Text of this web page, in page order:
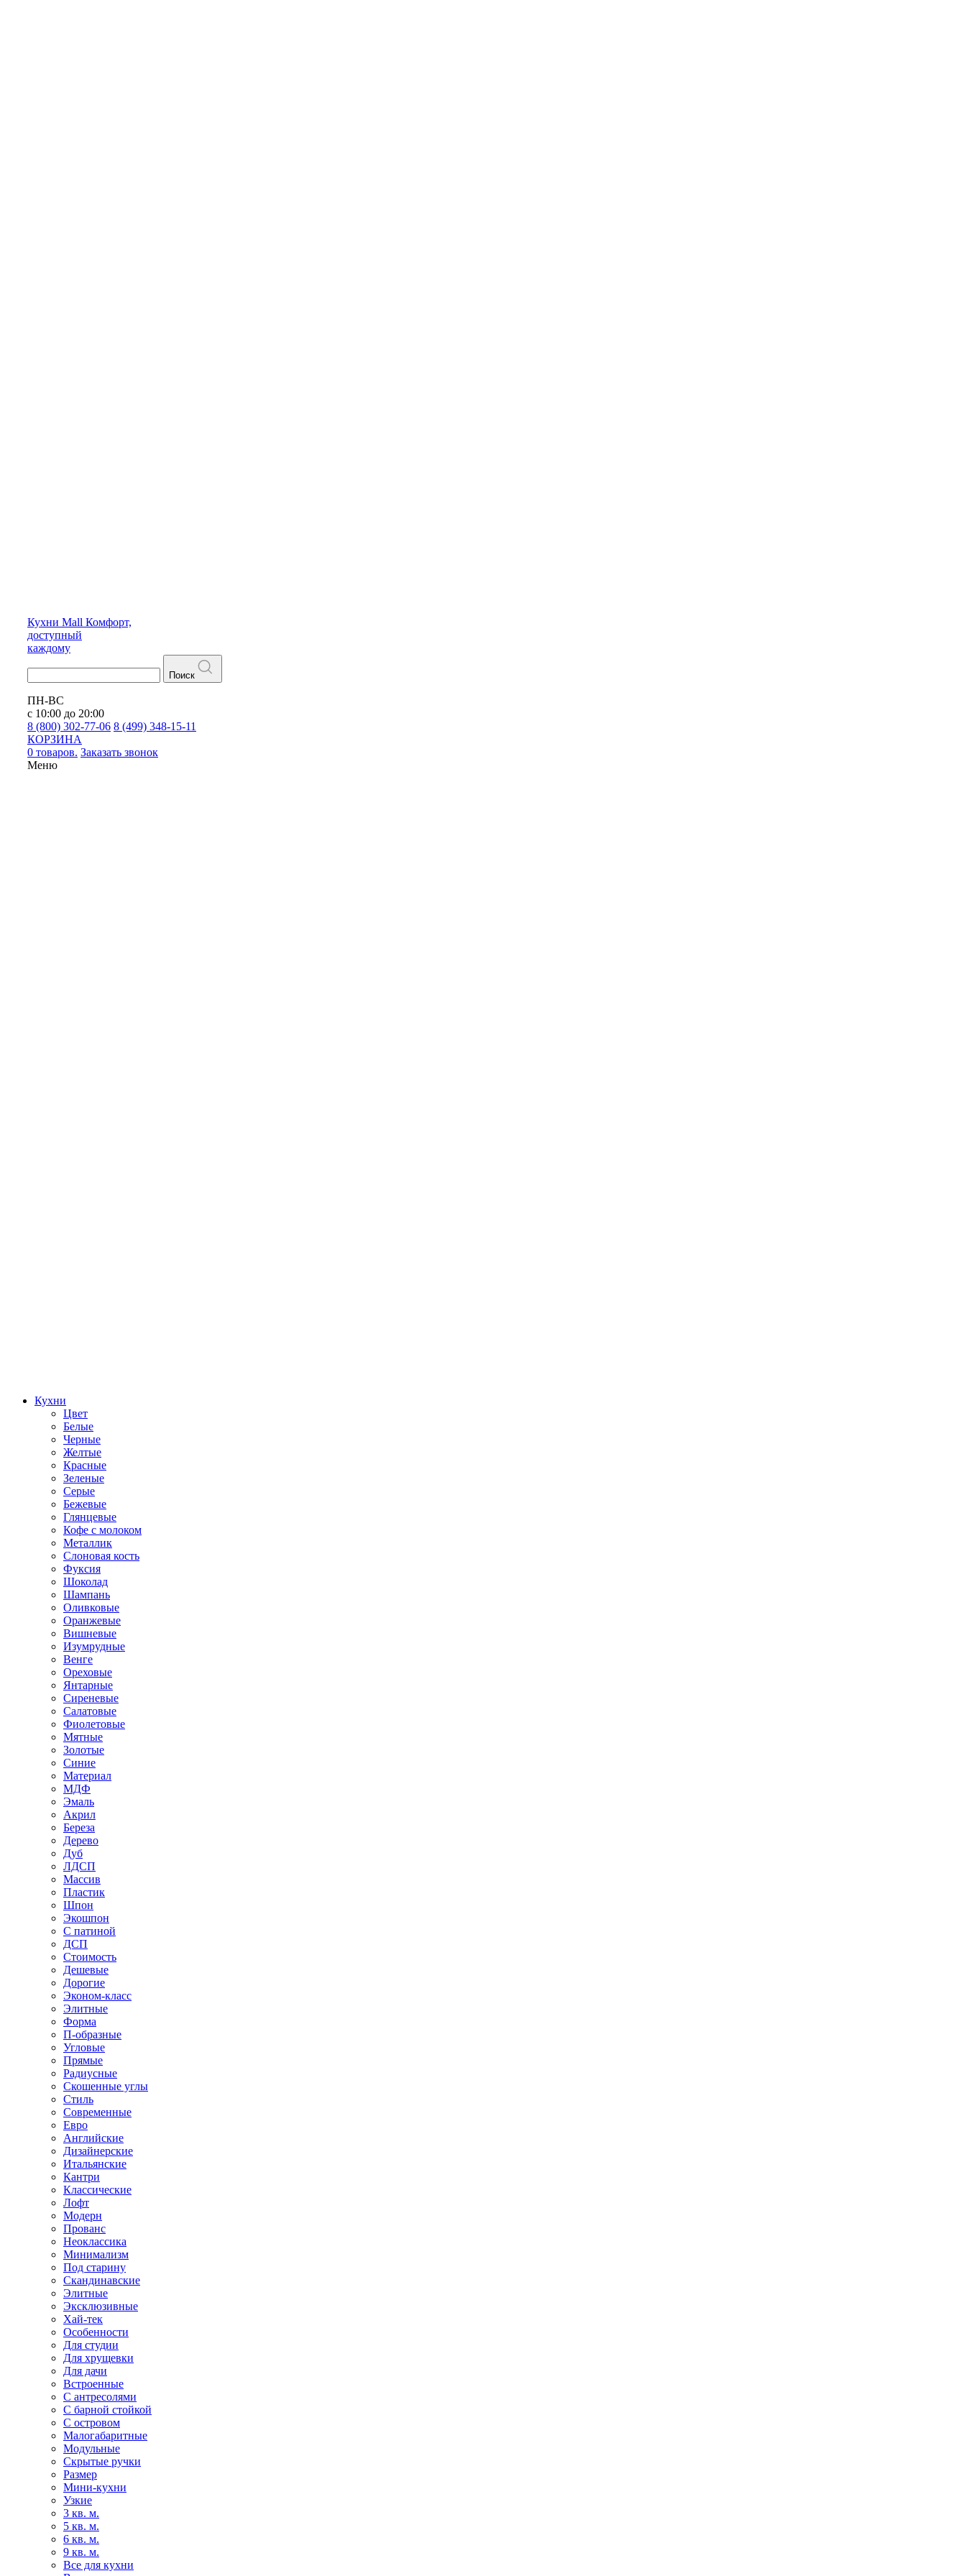
Кухни Mall Комфорт,
доступный
каждому
Поиск
ПН-ВС
с 10:00 до 20:00
8 (800) 302-77-06 8 (499) 348-15-11
КОРЗИНА
0 товаров. Заказать звонок
Меню
Кухни
Цвет
Белые
Черные
Желтые
Красные
Зеленые
Серые
Бежевые
Глянцевые
Кофе с молоком
Металлик
Слоновая кость
Фуксия
Шоколад
Шампань
Оливковые
Оранжевые
Вишневые
Изумрудные
Венге
Ореховые
Янтарные
Сиреневые
Салатовые
Фиолетовые
Мятные
Золотые
Синие
Материал
МДФ
Эмаль
Акрил
Береза
Дерево
Дуб
ЛДСП
Массив
Пластик
Шпон
Экошпон
С патиной
ДСП
Стоимость
Дешевые
Дорогие
Эконом-класс
Элитные
Форма
П-образные
Угловые
Прямые
Радиусные
Скошенные углы
Стиль
Современные
Евро
Английские
Дизайнерские
Итальянские
Кантри
Классические
Лофт
Модерн
Прованс
Неоклассика
Минимализм
Под старину
Скандинавские
Элитные
Эксклюзивные
Хай-тек
Особенности
Для студии
Для хрущевки
Для дачи
Встроенные
С антресолями
С барной стойкой
С островом
Малогабаритные
Модульные
Скрытые ручки
Размер
Мини-кухни
Узкие
3 кв. м.
5 кв. м.
6 кв. м.
9 кв. м.
Все для кухни